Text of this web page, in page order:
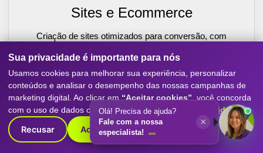
Sites e Ecommerce
Criação de sites otimizados para conversão, com
sua empresa com o melhor do marketing digital.
Saiba Mais
Sua privacidade é importante para nós
Usamos cookies para melhorar sua experiência, personalizar
conteúdos e analisar o desempenho das nossas campanhas de
marketing digital. Ao clicar em “Aceitar cookies” , você concorda
com o uso de dados conforme nossaPolítica de Privacidade.
Recusar Aceitar cookies
Olá! Precisa de ajuda?
Fale com a nossa
especialista!
×